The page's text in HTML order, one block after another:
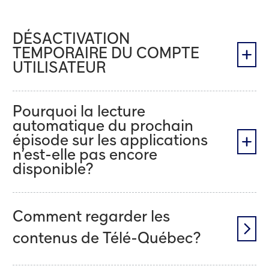
DÉSACTIVATION
TEMPORAIRE DU COMPTE
UTILISATEUR
Pourquoi la lecture
automatique du prochain
épisode sur les applications
n’est-elle pas encore
disponible?
Comment regarder les
contenus de Télé-Québec?